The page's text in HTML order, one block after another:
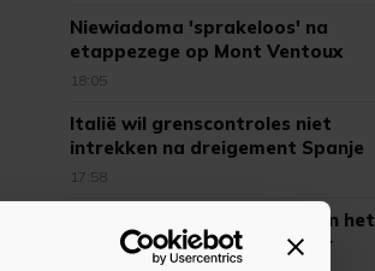
Niewiadoma 'sprakeloos' na
etappezege op Mont Ventoux
18:05
Italië wil grenscontroles niet
intrekken na dreigement Spanje
17:58
AEX sluit handelsweek licht in het
rood, SBM Offshore verliezer